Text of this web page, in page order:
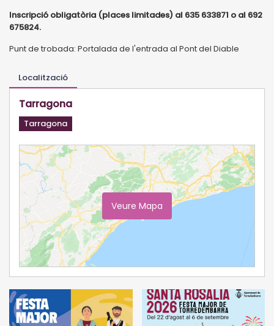
Inscripció obligatòria (places limitades) al 635 633871 o al 692
675824.
Punt de trobada: Portalada de l'entrada al Pont del Diable
Localització
Tarragona
Tarragona
Veure Mapa